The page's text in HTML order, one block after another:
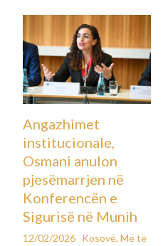
Angazhimet
institucionale,
Osmani anulon
pjesëmarrjen në
Konferencën e
Sigurisë në Munih
12/02/2026 Kosovë,Më të